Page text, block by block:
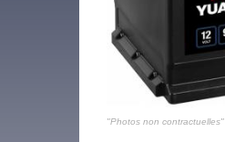
"Photos non contractuelles"